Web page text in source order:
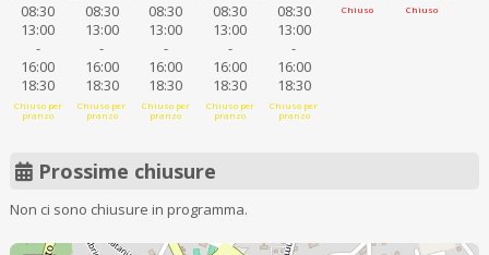
08:30
13:00
-
16:00
18:30
Chiuso per
pranzo
08:30
13:00
-
16:00
18:30
Chiuso per
pranzo
08:30
13:00
-
16:00
18:30
Chiuso per
pranzo
08:30
13:00
-
16:00
18:30
Chiuso per
pranzo
08:30
13:00
-
16:00
18:30
Chiuso per
pranzo
Chiuso Chiuso
Prossime chiusure
Non ci sono chiusure in programma.